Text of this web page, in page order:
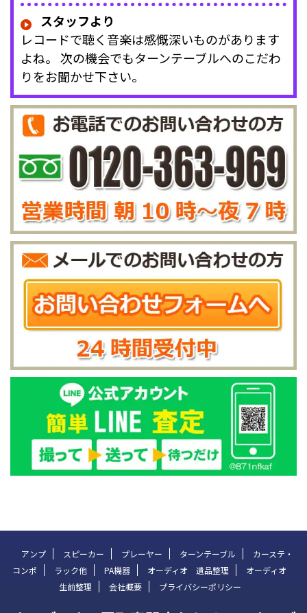
スタッフより
レコードで聴く音楽は感慨深いものがあります
よね。 次の機会でもターンテーブルへのこだわ
りをお聞かせ下さい。
アンプ スピーカー プレーヤー ターンテーブル
カーステ・
コンポ
ラック他 PA機器 オーディオ 遺品整理
オーディオ
生前整理
会社概要 プライバシーポリシー